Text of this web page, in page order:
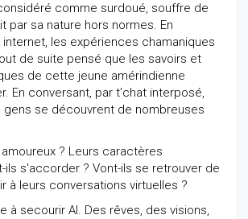
comme surdoué, souffre de
par sa nature hors normes. En
internet, les expériences chamaniques
de suite pensé que les savoirs et
de cette jeune amérindienne
En conversant, par t'chat interposé,
gens se découvrent de nombreuses
? Leurs caractères
ils s'accorder ? Vont-ils se retrouver de
à leurs conversations virtuelles ?
à secourir Al. Des rêves, des visions,